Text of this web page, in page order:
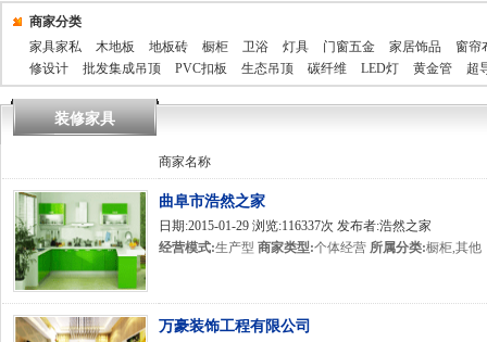
商家分类
家具家私
木地板 地板砖 橱柜 卫浴 灯具 门窗五金 家居饰品
窗帘
修设计
批发集成吊顶 PVC扣板 生态吊顶 碳纤维 LED灯 黄金管 超
装修家具
商家名称
曲阜市浩然之家
日期:2015-01-29 浏览:116337次 发布者:浩然之家
经营模式:生产型 商家类型:个体经营 所属分类:橱柜,其他
万豪装饰工程有限公司